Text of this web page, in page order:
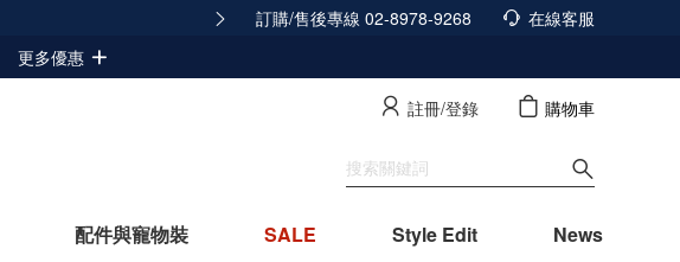
隱私政策已經更新，立即點擊查看
訂購/售後專線 02-8978-9268
在線客服
更多優惠
註冊/登錄 購物車
配件與寵物裝 SALE Style Edit News